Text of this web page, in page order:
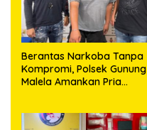
Berantas Narkoba Tanpa
Kompromi, Polsek Gunung
Malela Amankan Pria